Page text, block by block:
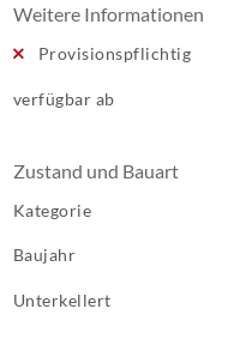
Weitere Informationen
Provisionspflichtig
verfügbar ab
Zustand und Bauart
Kategorie
Baujahr
Unterkellert